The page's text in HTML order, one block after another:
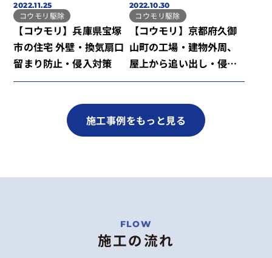
2022.11.25
コウモリ駆除
【コウモリ】兵庫県宝塚
市の住宅 外壁・換気扇口
留まり防止・侵入対策
2022.10.30
コウモリ駆除
【コウモリ】京都府久御
山町の工場・建物外周、
屋上から追い出し・侵入
対策
施工事例をもっと見る
施工の流れ